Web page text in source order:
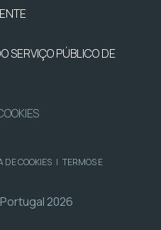
SERVIÇO PÚBLICO DE
DE COOKIES | TERMOS E
2026